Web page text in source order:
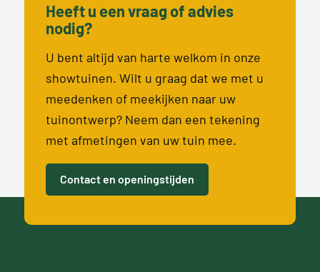
Heeft u een vraag of advies
nodig?
U bent altijd van harte welkom in onze
showtuinen. Wilt u graag dat we met u
meedenken of meekijken naar uw
tuinontwerp? Neem dan een tekening
met afmetingen van uw tuin mee.
Contact en openingstijden